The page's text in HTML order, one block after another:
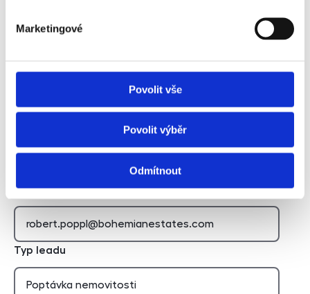
Marketingové
Povolit vše
Povolit výběr
Odmítnout
E-mail agenta
Typ leadu